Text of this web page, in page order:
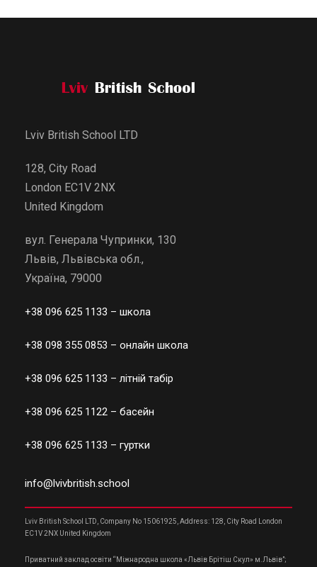
Lviv British School LTD
128, City Road
London EC1V 2NX
United Kingdom
вул. Генерала Чупринки, 130
Львів, Львівська обл.,
Україна, 79000
+38 096 625 1133 – школа
+38 098 355 0853 – онлайн школа
+38 096 625 1133 – літній табір
+38 096 625 1122 – басейн
+38 096 625 1133 – гуртки
info@lvivbritish.school
Lviv British School LTD, Company No 15061925, Address: 128, City Road London
EC1V 2NX United Kingdom
Приватний заклад освіти “Міжнародна школа «Львів Брітіш Скул» м.Львів”;